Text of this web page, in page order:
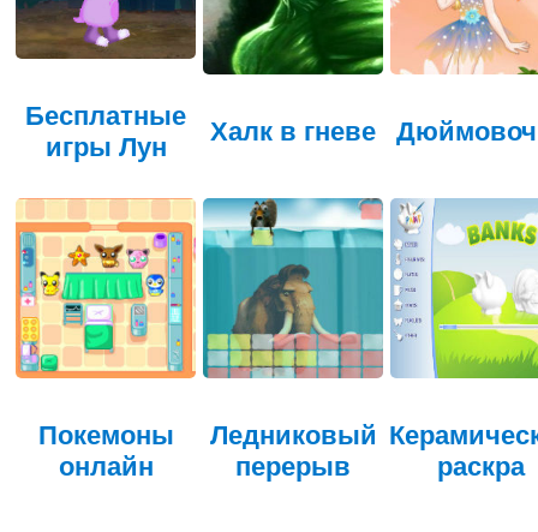
Бесплатные
игры Лун
Халк в гневе
Покемоны
онлайн
Ледниковый
перерыв
раскра